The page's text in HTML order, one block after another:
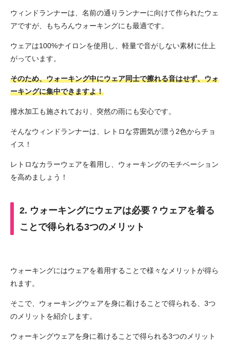
ウィンドランナーは、名前の通りランナーに向けて作られたウェ
アですが、もちろんウォーキングにも最適です。
ウェアは100%ナイロンを使用し、軽量で音がしない素材に仕上
がっています。
そのため、ウォーキング中にウェア同士で擦れる音はせず、ウォ
ーキングに集中できますよ！
撥水加工も施されており、突然の雨にも安心です。
そんなウィンドランナーは、レトロな雰囲気が漂う2色からチョ
イス！
レトロなカラーウェアを着用し、ウォーキングのモチベーション
を高めましょう！
2. ウォーキングにウェアは必要？ウェアを着る
ことで得られる3つのメリット
ウォーキングにはウェアを着用することで様々なメリットが得ら
れます。
そこで、ウォーキングウェアを身に着けることで得られる、3つ
のメリットを紹介します。
ウォーキングウェアを身に着けることで得られる3つのメリット